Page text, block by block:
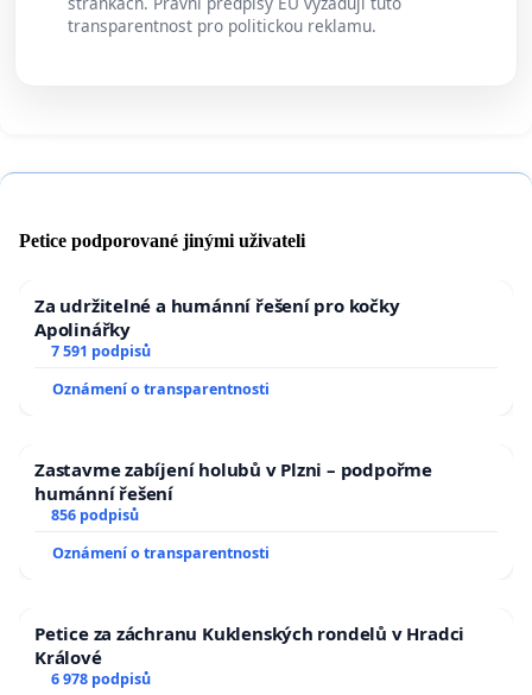
transparentnost pro politickou reklamu.
Petice podporované jinými uživateli
Za udržitelné a humánní řešení pro kočky
Apolinářky
7 591 podpisů
Oznámení o transparentnosti
Zastavme zabíjení holubů v Plzni – podpořme
humánní řešení
856 podpisů
Oznámení o transparentnosti
Petice za záchranu Kuklenských rondelů v Hradci
Králové
6 978 podpisů